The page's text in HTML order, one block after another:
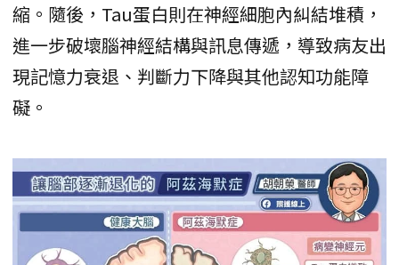
縮。隨後，Tau蛋白則在神經細胞內糾結堆積，
進一步破壞腦神經結構與訊息傳遞，導致病友出
現記憶力衰退、判斷力下降與其他認知功能障
礙。